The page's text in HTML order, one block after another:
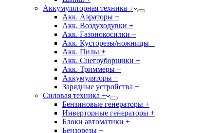
Аккумуляторная техника +
Акк. Аэраторы +
Акк. Воздуходувки +
Акк. Газонокосилки +
Акк. Кусторезы/ножницы +
Акк. Пилы +
Акк. Снегоуборщики +
Акк. Триммеры +
Аккумуляторы +
Зарядные устройства +
Силовая техника +
Бензиновые генераторы +
Инверторные генераторы +
Блоки автоматики +
Бензорезы +